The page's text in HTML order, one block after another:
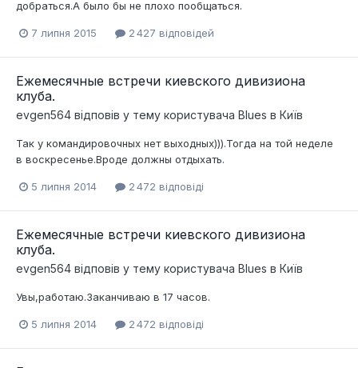
добраться.А было бы не плохо пообщаться.
7 липня 2015 2 427 відповідей
Ежемесячные встречи киевского дивизиона
клуба.
evgen564 відповів у тему користувача Blues в Київ
Так у командировочных нет выходных))).Тогда на той неделе
в воскресенье.Вроде должны отдыхать.
5 липня 2014 2 472 відповіді
Ежемесячные встречи киевского дивизиона
клуба.
evgen564 відповів у тему користувача Blues в Київ
Увы,работаю.Заканчиваю в 17 часов.
5 липня 2014 2 472 відповіді